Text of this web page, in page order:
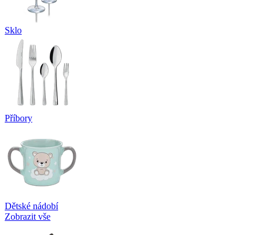
Sklo
Příbory
Dětské nádobí
Zobrazit vše